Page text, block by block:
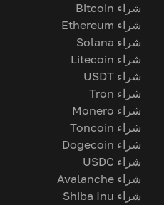
شراء Bitcoin
شراء Ethereum
شراء Solana
شراء Litecoin
شراء USDT
شراء Tron
شراء Monero
شراء Toncoin
شراء Dogecoin
شراء USDC
شراء Avalanche
شراء Shiba Inu